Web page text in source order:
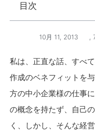
目次
10月 11, 2013 ,
私は、正直な話、すべ
作成のベネフィットを
方の中小企業様の仕事
の概念を持たず、自己
く、しかし、そんな経